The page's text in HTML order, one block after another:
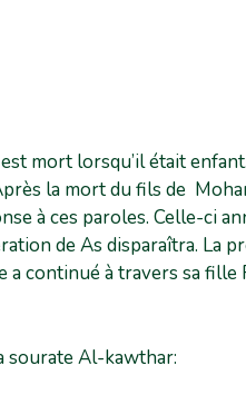
mort lorsqu’il était
la mort du fils de
à ces paroles. Celle-ci
de As disparaîtra. La
continué à travers sa fille
sourate Al-kawthar: